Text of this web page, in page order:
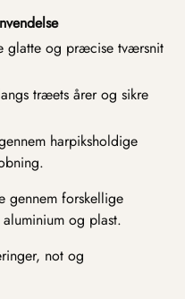
glatte og præcise tværsnit
træets årer og sikre
harpiksholdige
gennem forskellige
og plast.
not og